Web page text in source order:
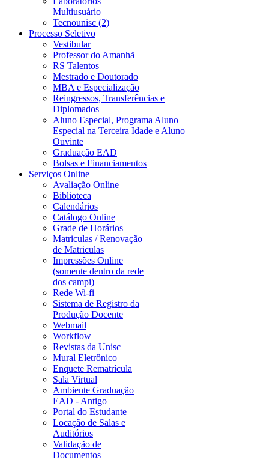
Multiusuário
Tecnounisc (2)
Processo Seletivo
Vestibular
Professor do Amanhã
RS Talentos
Mestrado e Doutorado
MBA e Especialização
Reingressos, Transferências e
Diplomados
Aluno Especial, Programa Aluno
Especial na Terceira Idade e Aluno
Ouvinte
Graduação EAD
Bolsas e Financiamentos
Serviços Online
Avaliação Online
Biblioteca
Calendários
Catálogo Online
Grade de Horários
Matriculas / Renovação
de Matriculas
Impressões Online
(somente dentro da rede
dos campi)
Rede Wi-fi
Sistema de Registro da
Produção Docente
Webmail
Workflow
Revistas da Unisc
Mural Eletrônico
Enquete Rematrícula
Sala Virtual
Ambiente Graduação
EAD - Antigo
Portal do Estudante
Locação de Salas e
Auditórios
Validação de
Documentos